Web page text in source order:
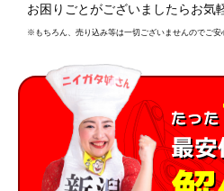
お困りごとがございましたらお気
※もちろん、売り込み等は一切ございませんのでご安